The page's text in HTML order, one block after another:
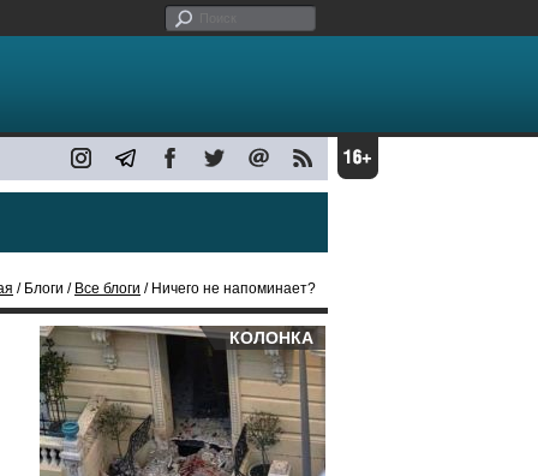
/ Блоги / Все блоги / Ничего не напоминает?
КОЛОНКА